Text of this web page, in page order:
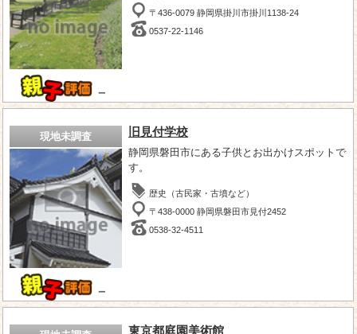
－
〒436-0079 静岡県掛川市掛川1138-24
0537-22-1146
現地未調査
－
旧見付学校
静岡県磐田市にある子供とお出かけスポットで
す。
歴史（古民家・古墳など）
〒438-0000 静岡県磐田市見付2452
0538-32-4511
東京都庭園美術館